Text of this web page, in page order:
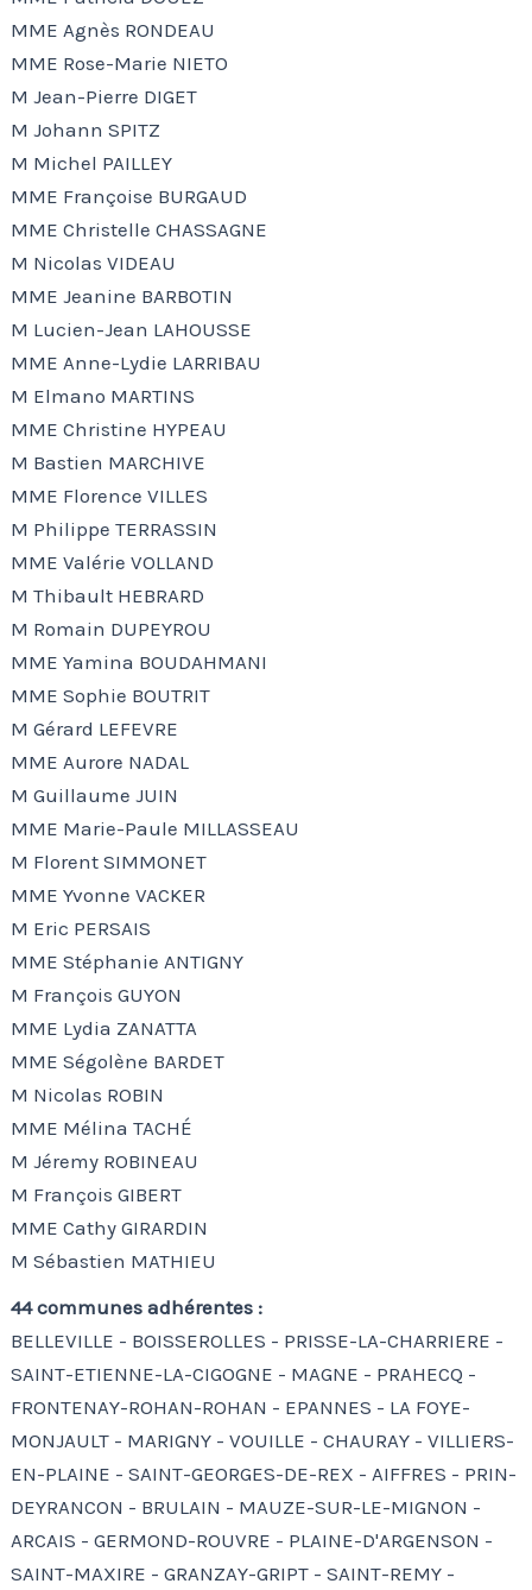
MME Agnès RONDEAU
MME Rose-Marie NIETO
M Jean-Pierre DIGET
M Johann SPITZ
M Michel PAILLEY
MME Françoise BURGAUD
MME Christelle CHASSAGNE
M Nicolas VIDEAU
MME Jeanine BARBOTIN
M Lucien-Jean LAHOUSSE
MME Anne-Lydie LARRIBAU
M Elmano MARTINS
MME Christine HYPEAU
M Bastien MARCHIVE
MME Florence VILLES
M Philippe TERRASSIN
MME Valérie VOLLAND
M Thibault HEBRARD
M Romain DUPEYROU
MME Yamina BOUDAHMANI
MME Sophie BOUTRIT
M Gérard LEFEVRE
MME Aurore NADAL
M Guillaume JUIN
MME Marie-Paule MILLASSEAU
M Florent SIMMONET
MME Yvonne VACKER
M Eric PERSAIS
MME Stéphanie ANTIGNY
M François GUYON
MME Lydia ZANATTA
MME Ségolène BARDET
M Nicolas ROBIN
MME Mélina TACHÉ
M Jéremy ROBINEAU
M François GIBERT
MME Cathy GIRARDIN
M Sébastien MATHIEU
44 communes adhérentes :
BELLEVILLE - BOISSEROLLES - PRISSE-LA-CHARRIERE -
SAINT-ETIENNE-LA-CIGOGNE - MAGNE - PRAHECQ -
FRONTENAY-ROHAN-ROHAN - EPANNES - LA FOYE-
MONJAULT - MARIGNY - VOUILLE - CHAURAY - VILLIERS-
EN-PLAINE - SAINT-GEORGES-DE-REX - AIFFRES - PRIN-
DEYRANCON - BRULAIN - MAUZE-SUR-LE-MIGNON -
ARCAIS - GERMOND-ROUVRE - PLAINE-D'ARGENSON -
SAINT-MAXIRE - GRANZAY-GRIPT - SAINT-REMY -